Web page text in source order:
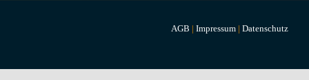
AGB | Impressum | Datenschutz